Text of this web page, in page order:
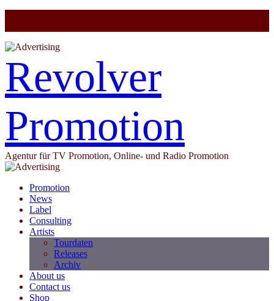
Revolver
Promotion
Agentur für TV Promotion, Online- und Radio Promotion
Promotion
News
Label
Consulting
Artists
Tourdaten
Releases
Archiv
About us
Contact us
Shop